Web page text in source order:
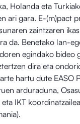
Holanda eta
ari gara. E-(m)pact
zaintzaren
da. Benetako lan-
egindako bideo
dira eta
hartu dute EASO
arduraduna,
IKT